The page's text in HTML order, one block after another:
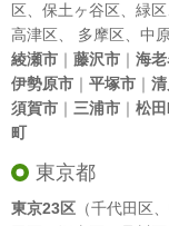
区
保土ヶ谷区 緑区
高津区
多摩区 中
綾瀬市 ｜ 藤沢市 ｜ 海
伊勢原市 ｜ 平塚市 ｜
須賀市 ｜ 三浦市 ｜ 松
町
東京都
東京23区 （千代田区